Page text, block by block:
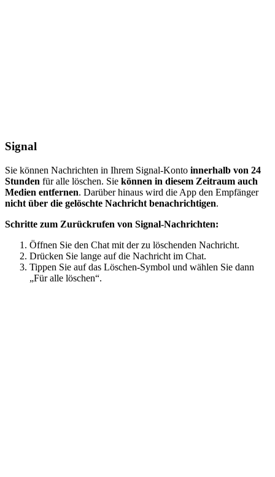
Signal
Sie können Nachrichten in Ihrem Signal-Konto innerhalb von 24
Stunden für alle löschen. Sie können in diesem Zeitraum auch
Medien entfernen. Darüber hinaus wird die App den Empfänger
nicht über die gelöschte Nachricht benachrichtigen.
Schritte zum Zurückrufen von Signal-Nachrichten:
Öffnen Sie den Chat mit der zu löschenden Nachricht.
Drücken Sie lange auf die Nachricht im Chat.
Tippen Sie auf das Löschen-Symbol und wählen Sie dann
„Für alle löschen“.